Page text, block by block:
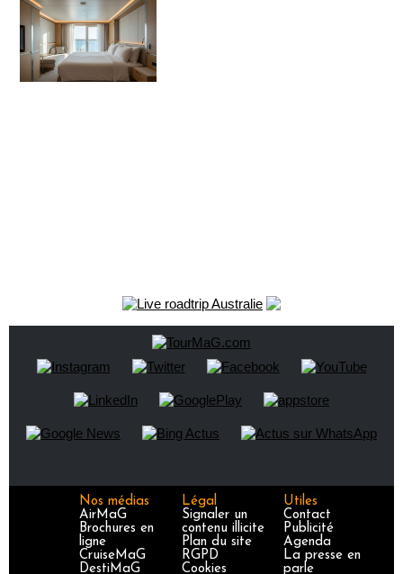
Nos médias
AirMaG
Brochures en
ligne
CruiseMaG
DestiMaG
Légal
Signaler un
contenu illicite
Plan du site
RGPD
Cookies
Utiles
Contact
Publicité
Agenda
La presse en
parle